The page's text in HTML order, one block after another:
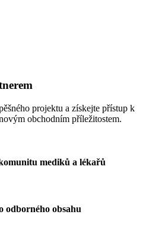
projektu a získejte přístup k
obchodním příležitostem.
mediků a lékařů
odborného obsahu